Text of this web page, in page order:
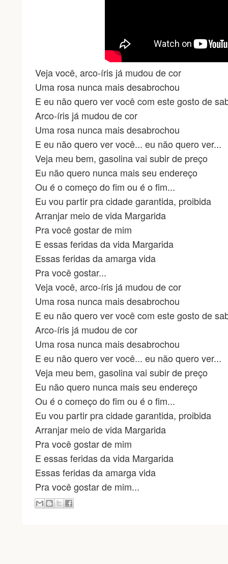
Veja você, arco-íris já mudou de cor
Uma rosa nunca mais desabrochou
E eu não quero ver você com este gosto de
Arco-íris já mudou de cor
Uma rosa nunca mais desabrochou
E eu não quero ver você... eu não quero ver...
Veja meu bem, gasolina vai subir de preço
Eu não quero nunca mais seu endereço
Ou é o começo do fim ou é o fim...
Eu vou partir pra cidade garantida, proibida
Arranjar meio de vida Margarida
Pra você gostar de mim
E essas feridas da vida Margarida
Essas feridas da amarga vida
Pra você gostar...
Veja você, arco-íris já mudou de cor
Uma rosa nunca mais desabrochou
E eu não quero ver você com este gosto de
Arco-íris já mudou de cor
Uma rosa nunca mais desabrochou
E eu não quero ver você... eu não quero ver...
Veja meu bem, gasolina vai subir de preço
Eu não quero nunca mais seu endereço
Ou é o começo do fim ou é o fim...
Eu vou partir pra cidade garantida, proibida
Arranjar meio de vida Margarida
Pra você gostar de mim
E essas feridas da vida Margarida
Essas feridas da amarga vida
Pra você gostar de mim...